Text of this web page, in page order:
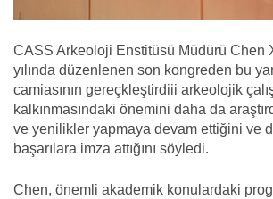
CASS Arkeoloji Enstitüsü Müdürü Chen
yılında düzenlenen son kongreden bu
camiasının gereçkleştirdiii arkeolojik
kalkınmasındaki önemini daha da
ve yenilikler yapmaya devam ettiğini ve
başarılara imza attığını söyledi.
Chen, önemli akademik konulardaki